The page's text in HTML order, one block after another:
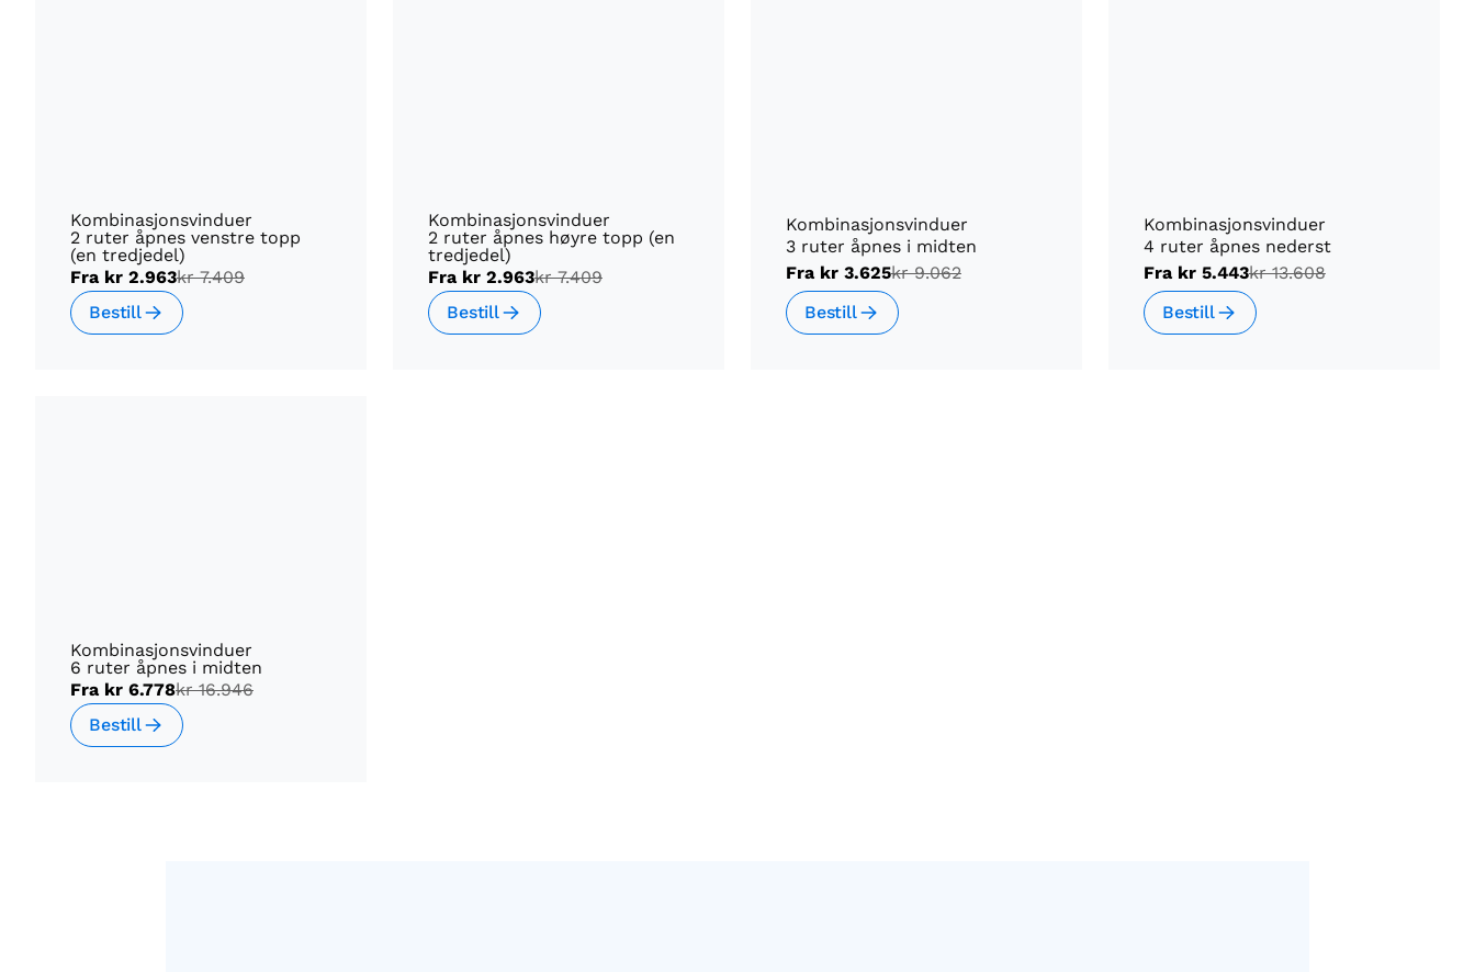
Kombinasjonsvinduer
2 ruter åpnes venstre topp
(en tredjedel)
Fra kr 2.963kr 7.409
Bestill
Kombinasjonsvinduer
2 ruter åpnes høyre topp (en
tredjedel)
Fra kr 2.963kr 7.409
Bestill
Kombinasjonsvinduer
3 ruter åpnes i midten
Fra kr 3.625kr 9.062
Bestill
Kombinasjonsvinduer
4 ruter åpnes nederst
Fra kr 5.443kr 13.608
Bestill
Kombinasjonsvinduer
6 ruter åpnes i midten
Fra kr 6.778kr 16.946
Bestill